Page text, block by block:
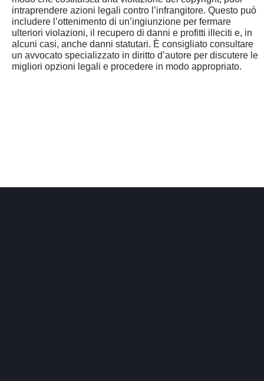
intraprendere azioni legali contro l’infrangitore. Questo può
includere l’ottenimento di un’ingiunzione per fermare
ulteriori violazioni, il recupero di danni e profitti illeciti e, in
alcuni casi, anche danni statutari. È consigliato consultare
un avvocato specializzato in diritto d’autore per discutere le
migliori opzioni legali e procedere in modo appropriato.